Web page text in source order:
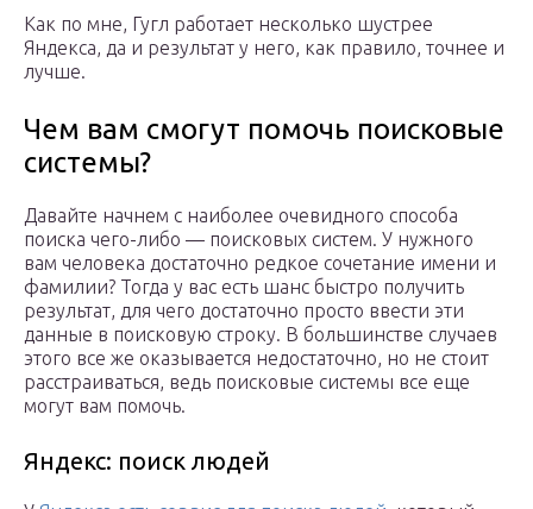
Как по мне, Гугл работает несколько шустрее
Яндекса, да и результат у него, как правило, точнее и
лучше.
Чем вам смогут помочь поисковые
системы?
Давайте начнем с наиболее очевидного способа
поиска чего-либо — поисковых систем. У нужного
вам человека достаточно редкое сочетание имени и
фамилии? Тогда у вас есть шанс быстро получить
результат, для чего достаточно просто ввести эти
данные в поисковую строку. В большинстве случаев
этого все же оказывается недостаточно, но не стоит
расстраиваться, ведь поисковые системы все еще
могут вам помочь.
Яндекс: поиск людей